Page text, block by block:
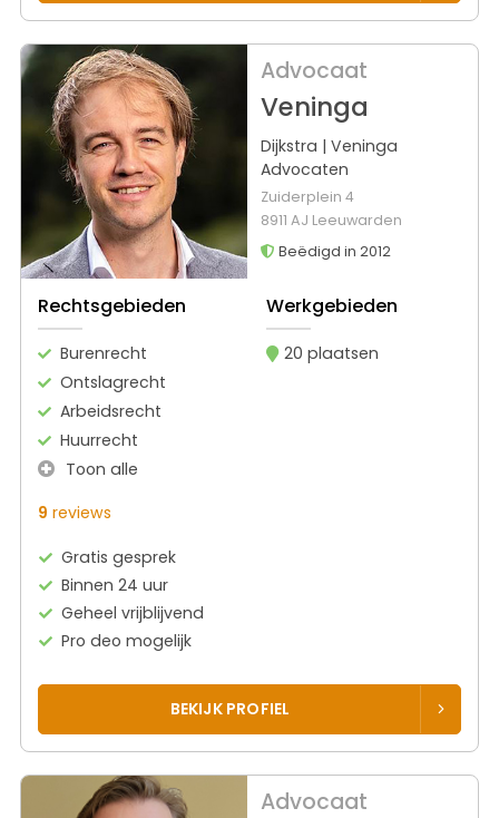
Advocaat
Veninga
Dijkstra | Veninga
Advocaten
Zuiderplein 4
8911 AJ Leeuwarden
Beëdigd in 2012
Rechtsgebieden
Burenrecht
Ontslagrecht
Arbeidsrecht
Huurrecht
Toon alle
Werkgebieden
20 plaatsen
9 reviews
Gratis gesprek
Binnen 24 uur
Geheel vrijblijvend
Pro deo mogelijk
BEKIJK PROFIEL
Advocaat